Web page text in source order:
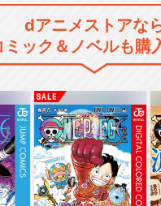
dアニメストアな
ミック＆ノベルも購